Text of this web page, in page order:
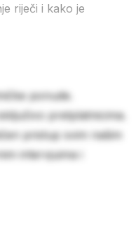
riječi i kako je
ponude.
pretplatnicima.
pristup svim našim
intervjuima i